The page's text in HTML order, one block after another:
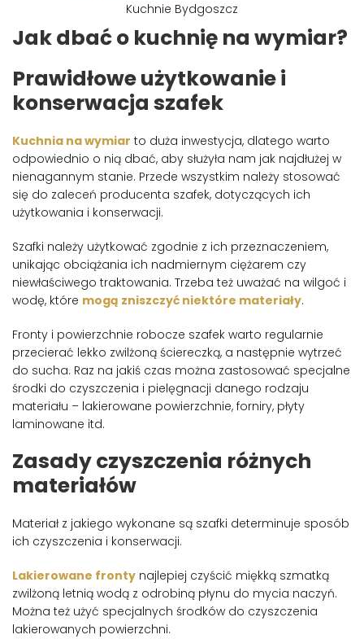
Kuchnie Bydgoszcz
Jak dbać o kuchnię na wymiar?
Prawidłowe użytkowanie i
konserwacja szafek
Kuchnia na wymiar to duża inwestycja, dlatego warto
odpowiednio o nią dbać, aby służyła nam jak najdłużej w
nienagannym stanie. Przede wszystkim należy stosować
się do zaleceń producenta szafek, dotyczących ich
użytkowania i konserwacji.
Szafki należy użytkować zgodnie z ich przeznaczeniem,
unikając obciążania ich nadmiernym ciężarem czy
niewłaściwego traktowania. Trzeba też uważać na wilgoć i
wodę, które mogą zniszczyć niektóre materiały.
Fronty i powierzchnie robocze szafek warto regularnie
przecierać lekko zwilżoną ściereczką, a następnie wytrzeć
do sucha. Raz na jakiś czas można zastosować specjalne
środki do czyszczenia i pielęgnacji danego rodzaju
materiału – lakierowane powierzchnie, forniry, płyty
laminowane itd.
Zasady czyszczenia różnych
materiałów
Materiał z jakiego wykonane są szafki determinuje sposób
ich czyszczenia i konserwacji.
Lakierowane fronty najlepiej czyścić miękką szmatką
zwilżoną letnią wodą z odrobiną płynu do mycia naczyń.
Można też użyć specjalnych środków do czyszczenia
lakierowanych powierzchni.